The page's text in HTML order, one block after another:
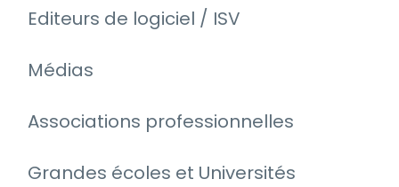
Editeurs de logiciel / ISV
Médias
Associations professionnelles
Grandes écoles et Universités